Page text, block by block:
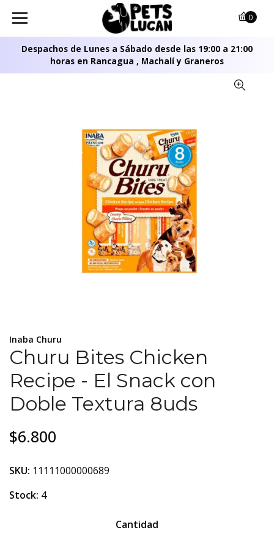
Despachos de Lunes a Sábado desde las 19:00 a 21:00
horas en Rancagua , Machalí y Graneros
0
Inaba Churu
Churu Bites Chicken
Recipe - El Snack con
Doble Textura 8uds
$6.800
SKU: 11111000000689
Stock: 4
Cantidad